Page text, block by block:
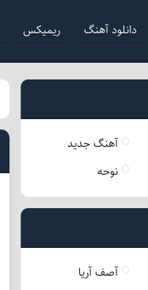
دانلود آهنگ ریمیکس
آهنگ جدید
نوحه
آصف آریا